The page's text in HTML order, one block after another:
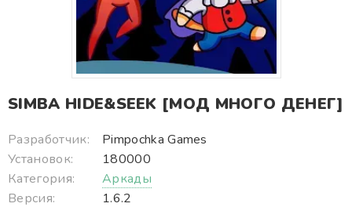
SIMBA HIDE&SEEK [МОД МНОГО ДЕНЕГ]
Разработчик:
Pimpochka Games
Установок:
180000
Категория:
Аркады
Версия:
1.6.2